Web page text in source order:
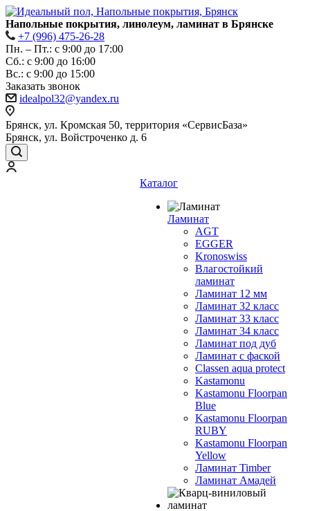
Напольные покрытия, линолеум, ламинат в Брянске
+7 (996) 475-26-28
Пн. – Пт.: с 9:00 до 17:00
Сб.: с 9:00 до 16:00
Bc.: с 9:00 до 15:00
Заказать звонок
idealpol32@yandex.ru
Брянск, ул. Кромская 50, территория «СервисБаза»
Брянск, ул. Войстроченко д. 6
Каталог
Ламинат
AGT
EGGER
Kronoswiss
Влагостойкий
ламинат
Ламинат 12 мм
Ламинат 32 класс
Ламинат 33 класс
Ламинат 34 класс
Ламинат под дуб
Ламинат с фаской
Classen aqua protect
Kastamonu
Kastamonu Floorpan
Blue
Kastamonu Floorpan
RUBY
Kastamonu Floorpan
Yellow
Ламинат Timber
Ламинат Амадей